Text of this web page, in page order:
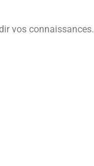
vos connaissances.